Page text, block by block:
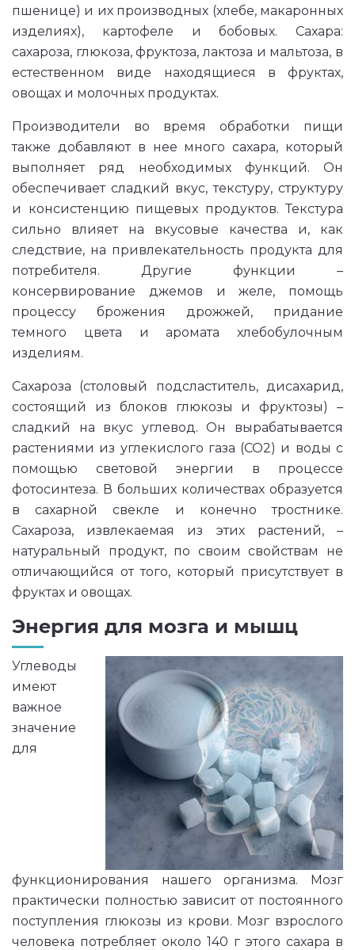
пшенице) и их производных (хлебе, макаронных
изделиях), картофеле и бобовых. Сахара:
сахароза, глюкоза, фруктоза, лактоза и мальтоза, в
естественном виде находящиеся в фруктах,
овощах и молочных продуктах.
Производители во время обработки пищи
также добавляют в нее много сахара, который
выполняет ряд необходимых функций. Он
обеспечивает сладкий вкус, текстуру, структуру
и консистенцию пищевых продуктов. Текстура
сильно влияет на вкусовые качества и, как
следствие, на привлекательность продукта для
потребителя. Другие функции –
консервирование джемов и желе, помощь
процессу брожения дрожжей, придание
темного цвета и аромата хлебобулочным
изделиям.
Сахароза (столовый подсластитель, дисахарид,
состоящий из блоков глюкозы и фруктозы) –
сладкий на вкус углевод. Он вырабатывается
растениями из углекислого газа (CO2) и воды с
помощью световой энергии в процессе
фотосинтеза. В больших количествах образуется
в сахарной свекле и конечно тростнике.
Сахароза, извлекаемая из этих растений, –
натуральный продукт, по своим свойствам не
отличающийся от того, который присутствует в
фруктах и овощах.
Энергия для мозга и мышц
Углеводы
имеют
важное
значение
для
функционирования нашего организма. Мозг
практически полностью зависит от постоянного
поступления глюкозы из крови. Мозг взрослого
человека потребляет около 140 г этого сахара в